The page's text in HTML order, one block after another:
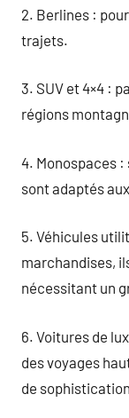
2. Berlines :
trajets.
3. SUV et 4×4 :
régions
4. Monospaces
sont adaptés
5. Véhicules
marchandises,
nécessitant un
6. Voitures de
des voyages
de